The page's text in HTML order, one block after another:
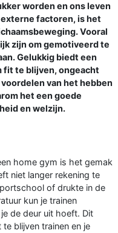
worden en ons leven
factoren, is het
Vooral
zijn om gemotiveerd te
Gelukkig biedt een
fit te blijven, ongeacht
van het hebben
het een goede
en welzijn.
home gym is het gemak
niet langer rekening te
of drukte in de
kun je trainen
de deur uit hoeft. Dit
blijven trainen en je